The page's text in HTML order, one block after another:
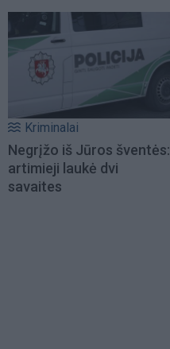
Kriminalai
Negrįžo iš Jūros šventės:
artimieji laukė dvi
savaites